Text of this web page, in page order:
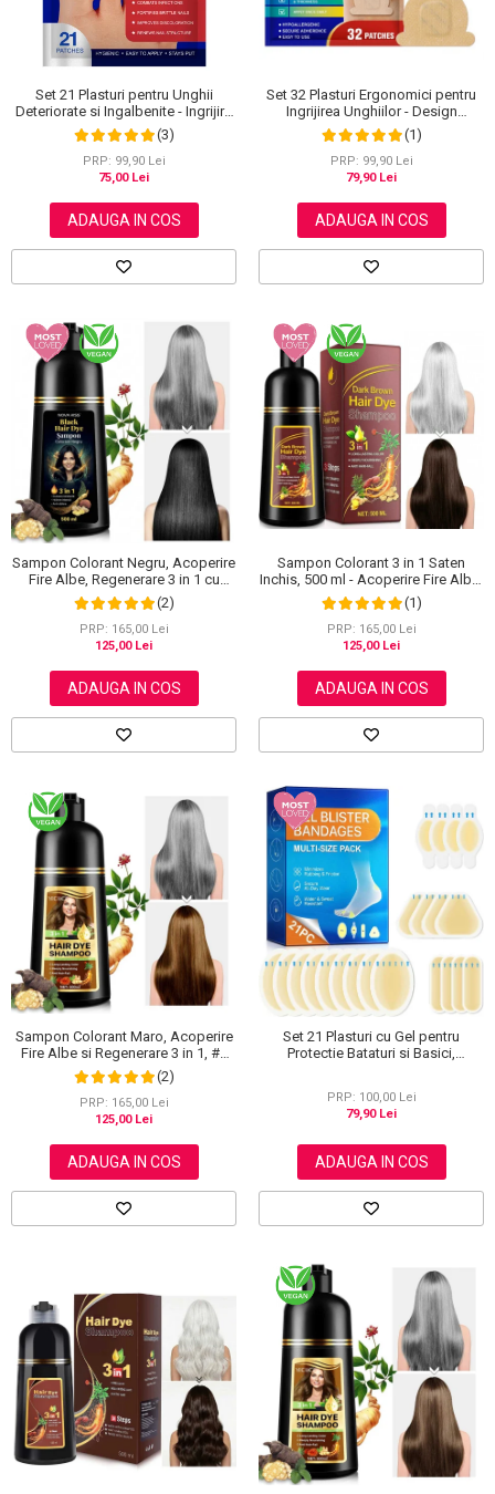
Set 21 Plasturi pentru Unghii
Deteriorate si Ingalbenite - Ingrijire
Nocturna si Protectie
(3)
PRP: 99,90 Lei
75,00 Lei
ADAUGA IN COS
Set 32 Plasturi Ergonomici pentru
Ingrijirea Unghiilor - Design
Adaptabil si Protectie Intensa
Nocturna
(1)
PRP: 99,90 Lei
79,90 Lei
ADAUGA IN COS
Sampon Colorant Negru, Acoperire
Fire Albe, Regenerare 3 in 1 cu
Ghimbir, 500 ml
(2)
PRP: 165,00 Lei
125,00 Lei
ADAUGA IN COS
Sampon Colorant 3 in 1 Saten
Inchis, 500 ml - Acoperire Fire Albe,
Hranire si Anti-Cadere
(1)
PRP: 165,00 Lei
125,00 Lei
ADAUGA IN COS
Sampon Colorant Maro, Acoperire
Fire Albe si Regenerare 3 in 1, #2
Brown, 500 ml
(2)
PRP: 165,00 Lei
125,00 Lei
ADAUGA IN COS
Set 21 Plasturi cu Gel pentru
Protectie Bataturi si Basici,
PRP: 100,00 Lei
79,90 Lei
ADAUGA IN COS